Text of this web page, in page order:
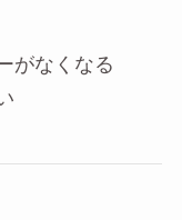
がなくなる